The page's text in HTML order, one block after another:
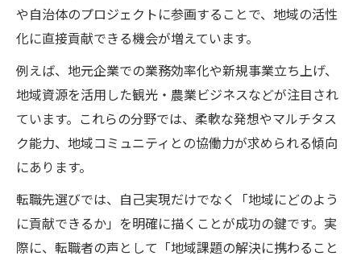
や自治体のプロジェクトに参画することで、地域の活性
化に直接貢献できる機会が増えています。
例えば、地元企業での業務効率化や新規事業立ち上げ、
地域資源を活用した観光・農業ビジネスなどが注目され
ています。これらの分野では、柔軟な発想やマルチタス
ク能力、地域コミュニティとの協働力が求められる傾向
にあります。
転職先選びでは、自己実現だけでなく「地域にどのよう
に貢献できるか」を明確に描くことが成功の鍵です。実
際に、転職者の声として「地域課題の解決に携わること